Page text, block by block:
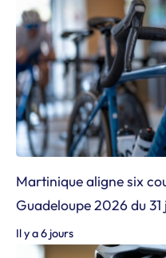
Martinique aligne six
Guadeloupe 2026 du
Il y a 6 jours